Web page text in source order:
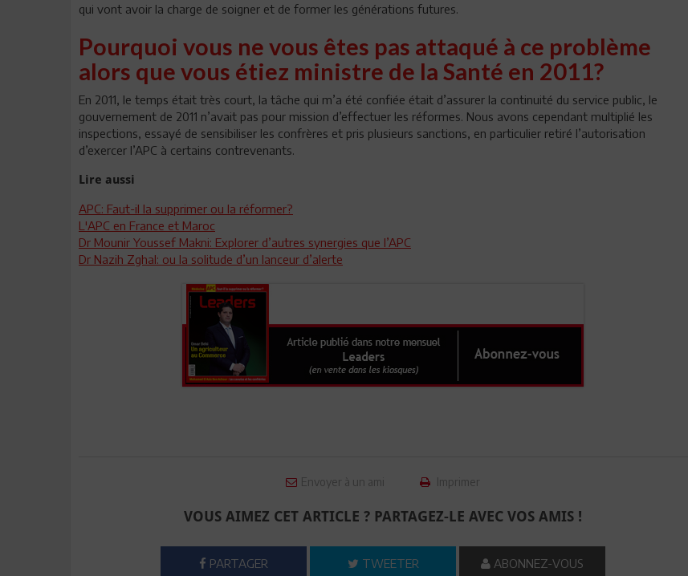
qui vont avoir la charge de soigner et de former les générations futures.
Pourquoi vous ne vous êtes pas attaqué à ce problème
alors que vous étiez ministre de la Santé en 2011?
En 2011, le temps était très court, la tâche qui m’a été confiée était d’assurer la continuité du service public, le
gouvernement de 2011 n’avait pas pour mission d’effectuer les réformes. Nous avons cependant multiplié les
inspections, essayé de sensibiliser les confrères et pris plusieurs sanctions, en particulier retiré l’autorisation
d’exercer l’APC à certains contrevenants.
Lire aussi
APC: Faut-il la supprimer ou la réformer?
L'APC en France et Maroc
Dr Mounir Youssef Makni: Explorer d’autres synergies que l’APC
Dr Nazih Zghal: ou la solitude d’un lanceur d’alerte
Envoyer à un ami Imprimer
VOUS AIMEZ CET ARTICLE ? PARTAGEZ-LE AVEC VOS AMIS !
PARTAGER TWEETER ABONNEZ-VOUS